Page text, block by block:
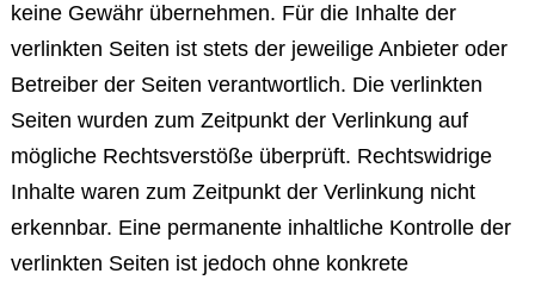
keine Gewähr übernehmen. Für die Inhalte der
verlinkten Seiten ist stets der jeweilige Anbieter oder
Betreiber der Seiten verantwortlich. Die verlinkten
Seiten wurden zum Zeitpunkt der Verlinkung auf
mögliche Rechtsverstöße überprüft. Rechtswidrige
Inhalte waren zum Zeitpunkt der Verlinkung nicht
erkennbar. Eine permanente inhaltliche Kontrolle der
verlinkten Seiten ist jedoch ohne konkrete